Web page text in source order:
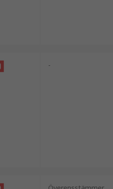
taget
-